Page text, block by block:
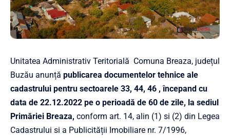
Unitatea Administrativ Teritorială Comuna Breaza, județul
Buzău anunță publicarea documentelor tehnice ale
cadastrului pentru sectoarele 33, 44, 46 , începand cu
data de 22.12.2022 pe o perioadă de 60 de zile, la sediul
Primăriei Breaza, conform art. 14, alin (1) si (2) din Legea
Cadastrului si a Publicității Imobiliare nr. 7/1996,